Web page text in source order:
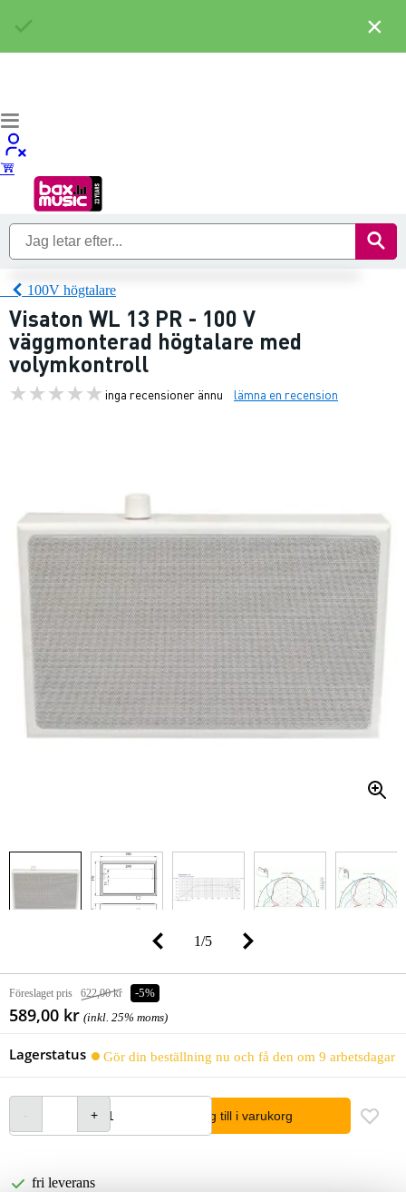
100V högtalare
Visaton WL 13 PR - 100 V
väggmonterad högtalare med
volymkontroll
inga recensioner ännu lämna en recension
1/5
Föreslaget pris 622,00 kr -5%
589,00 kr (inkl. 25% moms)
Lagerstatus Gör din beställning nu och få den om 9 arbetsdagar
lägg till i varukorg
fri leverans
×